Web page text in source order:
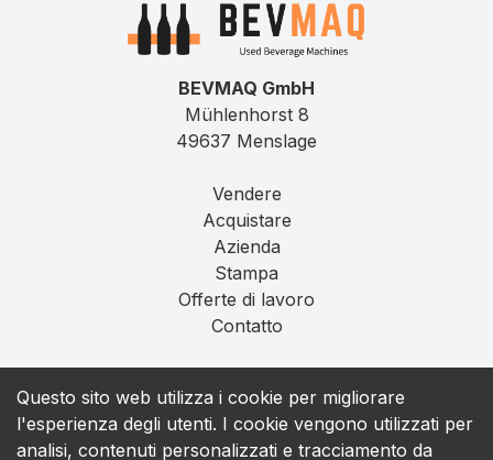
Questo sito web utilizza i cookie per migliorare
l'esperienza degli utenti. I cookie vengono utilizzati per
analisi, contenuti personalizzati e tracciamento da
BEVMAQ GmbH
Mühlenhorst 8
49637 Menslage
Vendere
Acquistare
Azienda
Stampa
Offerte di lavoro
Contatto
Privacy
T&C